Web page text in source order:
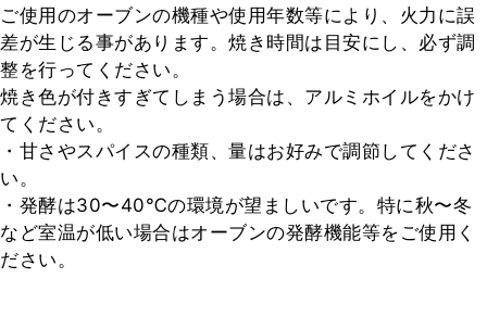
ご使用のオーブンの機種や使用年数等により、火力に誤
差が生じる事があります。焼き時間は目安にし、必ず調
整を行ってください。
焼き色が付きすぎてしまう場合は、アルミホイルをかけ
てください。
・甘さやスパイスの種類、量はお好みで調節してくださ
い。
・発酵は30〜40℃の環境が望ましいです。特に秋〜冬
など室温が低い場合はオーブンの発酵機能等をご使用く
ださい。